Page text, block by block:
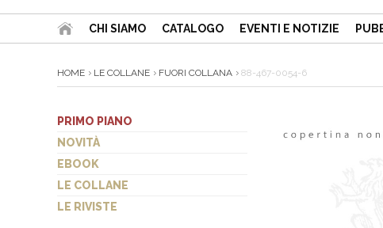
CHI SIAMO CATALOGO EVENTI E NOTIZIE
HOME LE COLLANE FUORI COLLANA 88-467-0054-6
PRIMO PIANO
NOVITÀ
EBOOK
LE COLLANE
LE RIVISTE